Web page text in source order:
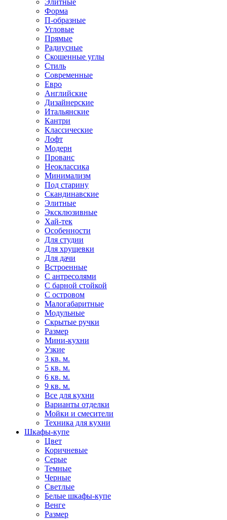
Элитные
Форма
П-образные
Угловые
Прямые
Радиусные
Скошенные углы
Стиль
Современные
Евро
Английские
Дизайнерские
Итальянские
Кантри
Классические
Лофт
Модерн
Прованс
Неоклассика
Минимализм
Под старину
Скандинавские
Элитные
Эксклюзивные
Хай-тек
Особенности
Для студии
Для хрущевки
Для дачи
Встроенные
С антресолями
С барной стойкой
С островом
Малогабаритные
Модульные
Скрытые ручки
Размер
Мини-кухни
Узкие
3 кв. м.
5 кв. м.
6 кв. м.
9 кв. м.
Все для кухни
Варианты отделки
Мойки и смесители
Техника для кухни
Шкафы-купе
Цвет
Коричневые
Серые
Темные
Черные
Светлые
Белые шкафы-купе
Венге
Размер